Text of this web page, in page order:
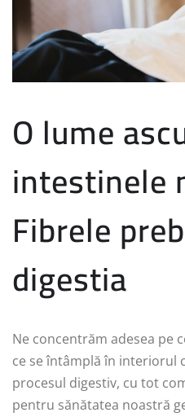
O lume
intestinele
Fibrele
digestia
Ne concentrăm adesea pe
ce se întâmplă în interiorul
procesul digestiv, cu tot
pentru sănătatea noastră